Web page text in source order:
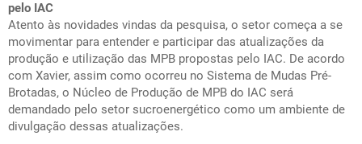
pelo IAC
Atento às novidades vindas da pesquisa, o setor começa a se
movimentar para entender e participar das atualizações da
produção e utilização das MPB propostas pelo IAC. De acordo
com Xavier, assim como ocorreu no Sistema de Mudas Pré-
Brotadas, o Núcleo de Produção de MPB do IAC será
demandado pelo setor sucroenergético como um ambiente de
divulgação dessas atualizações.